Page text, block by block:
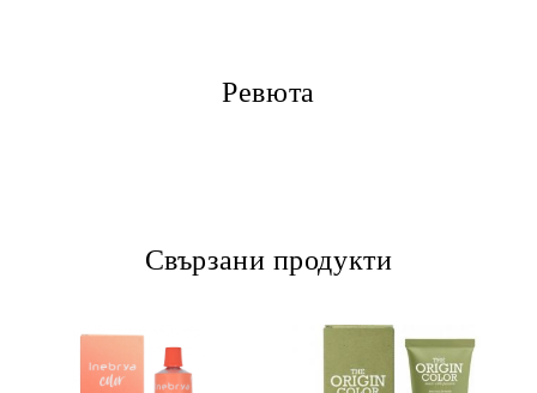
Ревюта
Свързани продукти